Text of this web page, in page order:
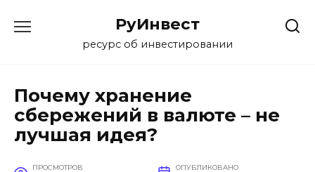
РуИнвест
ресурс об инвестировании
Почему хранение
сбережений в валюте – не
лучшая идея?
ПРОСМОТРОВ ОПУБЛИКОВАНО